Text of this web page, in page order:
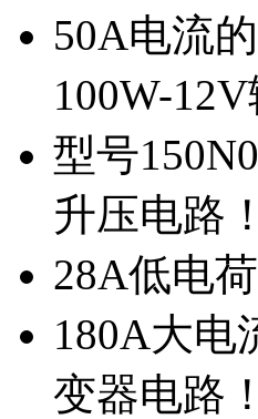
50A电流
100W-
型号
升压电路！
28A低电
180A大电
变器电路！